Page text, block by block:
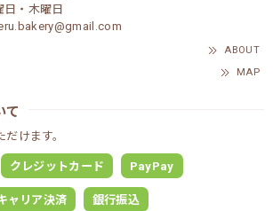
日・木曜日
ABOUT
MAP
て
けます。
クレジットカード PayPay
ャリア決済 銀行振込